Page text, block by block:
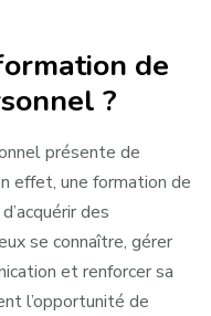
de
?
présente de
effet, une formation de
des
se connaître, gérer
et renforcer sa
l’opportunité de